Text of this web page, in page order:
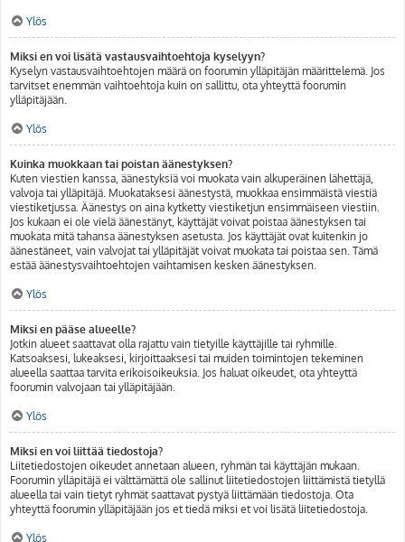
Ylös
Miksi en voi lisätä vastausvaihtoehtoja kyselyyn?
Kyselyn vastausvaihtoehtojen määrä on foorumin ylläpitäjän määrittelemä. Jos
tarvitset enemmän vaihtoehtoja kuin on sallittu, ota yhteyttä foorumin
ylläpitäjään.
Ylös
Kuinka muokkaan tai poistan äänestyksen?
Kuten viestien kanssa, äänestyksiä voi muokata vain alkuperäinen lähettäjä,
valvoja tai ylläpitäjä. Muokataksesi äänestystä, muokkaa ensimmäistä viestiä
viestiketjussa. Äänestys on aina kytketty viestiketjun ensimmäiseen viestiin.
Jos kukaan ei ole vielä äänestänyt, käyttäjät voivat poistaa äänestyksen tai
muokata mitä tahansa äänestyksen asetusta. Jos käyttäjät ovat kuitenkin jo
äänestäneet, vain valvojat tai ylläpitäjät voivat muokata tai poistaa sen. Tämä
estää äänestysvaihtoehtojen vaihtamisen kesken äänestyksen.
Ylös
Miksi en pääse alueelle?
Jotkin alueet saattavat olla rajattu vain tietyille käyttäjille tai ryhmille.
Katsoaksesi, lukeaksesi, kirjoittaaksesi tai muiden toimintojen tekeminen
alueella saattaa tarvita erikoisoikeuksia. Jos haluat oikeudet, ota yhteyttä
foorumin valvojaan tai ylläpitäjään.
Ylös
Miksi en voi liittää tiedostoja?
Liitetiedostojen oikeudet annetaan alueen, ryhmän tai käyttäjän mukaan.
Foorumin ylläpitäjä ei välttämättä ole sallinut liitetiedostojen liittämistä tietyllä
alueella tai vain tietyt ryhmät saattavat pystyä liittämään tiedostoja. Ota
yhteyttä foorumin ylläpitäjään jos et tiedä miksi et voi lisätä liitetiedostoja.
Ylös